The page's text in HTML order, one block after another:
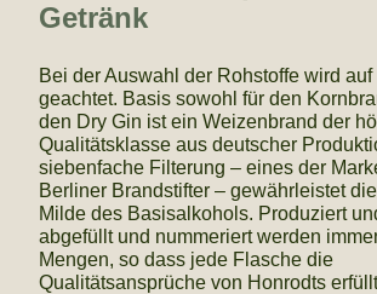
Getränk
Bei der Auswahl der Rohstoffe wird
geachtet. Basis sowohl für den
den Dry Gin ist ein Weizenbrand der
Qualitätsklasse aus deutscher
siebenfache Filterung – eines der
Berliner Brandstifter – gewährleistet
Milde des Basisalkohols. Produziert
abgefüllt und nummeriert werden
Mengen, so dass jede Flasche die
Qualitätsansprüche von Honrodts